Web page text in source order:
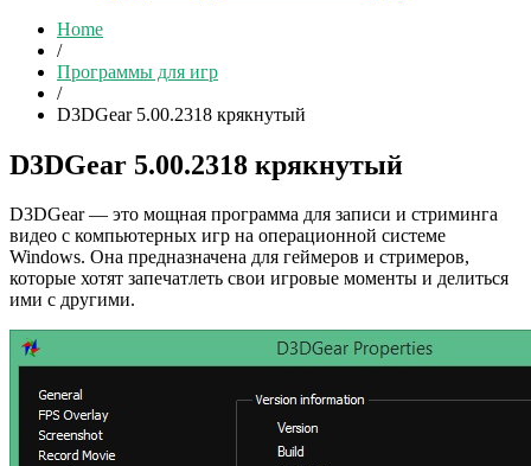
Home
/
Программы для игр
/
D3DGear 5.00.2318 крякнутый
D3DGear 5.00.2318 крякнутый
D3DGear — это мощная программа для записи и стриминга
видео с компьютерных игр на операционной системе
Windows. Она предназначена для геймеров и стримеров,
которые хотят запечатлеть свои игровые моменты и делиться
ими с другими.